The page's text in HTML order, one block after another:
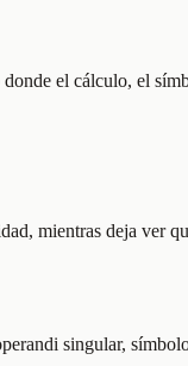
el cálculo, el
mientras deja ver
singular,